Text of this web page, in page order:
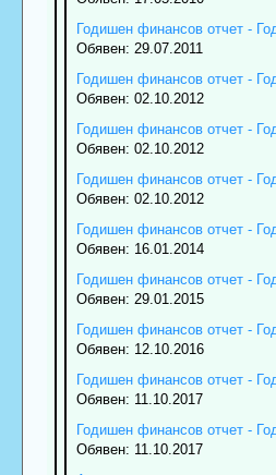
Годишен финансов отчет -
Обявен: 29.07.2011
Годишен финансов отчет -
Обявен: 02.10.2012
Годишен финансов отчет -
Обявен: 02.10.2012
Годишен финансов отчет -
Обявен: 02.10.2012
Годишен финансов отчет -
Обявен: 16.01.2014
Годишен финансов отчет -
Обявен: 29.01.2015
Годишен финансов отчет -
Обявен: 12.10.2016
Годишен финансов отчет -
Обявен: 11.10.2017
Годишен финансов отчет -
Обявен: 11.10.2017